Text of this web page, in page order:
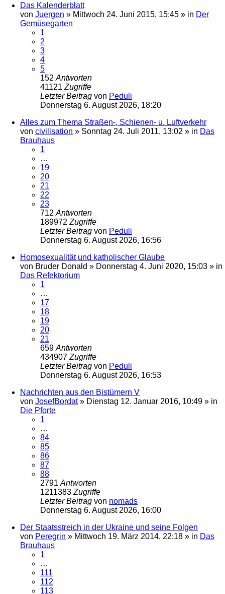
Das Kalenderblatt
von Juergen » Mittwoch 24. Juni 2015, 15:45 » in Der
Gemüsegarten
1
2
3
4
5
152 Antworten
41121 Zugriffe
Letzter Beitrag von Peduli
Donnerstag 6. August 2026, 18:20
Alles zum Thema Straßen-, Schienen- u. Luftverkehr
von civilisation » Sonntag 24. Juli 2011, 13:02 » in Das
Brauhaus
1
…
19
20
21
22
23
712 Antworten
189972 Zugriffe
Letzter Beitrag von Peduli
Donnerstag 6. August 2026, 16:56
Homosexualität und katholischer Glaube
von Bruder Donald » Donnerstag 4. Juni 2020, 15:03 » in
Das Refektorium
1
…
17
18
19
20
21
659 Antworten
434907 Zugriffe
Letzter Beitrag von Peduli
Donnerstag 6. August 2026, 16:53
Nachrichten aus den Bistümern V
von JosefBordat» Dienstag 12. Januar 2016, 10:49 » in
Die Pforte
1
…
84
85
86
87
88
2791 Antworten
1211383 Zugriffe
Letzter Beitrag von nomads
Donnerstag 6. August 2026, 16:00
Der Staatsstreich in der Ukraine und seine Folgen
von Peregrin » Mittwoch 19. März 2014, 22:18 » in Das
Brauhaus
1
…
111
112
113